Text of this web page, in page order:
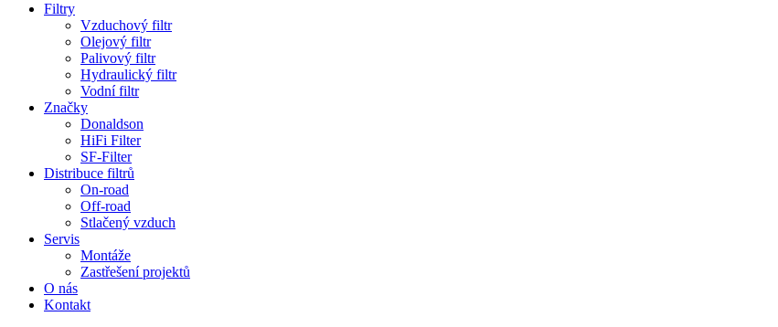
Filtry
Vzduchový filtr
Olejový filtr
Palivový filtr
Hydraulický filtr
Vodní filtr
Značky
Donaldson
HiFi Filter
SF-Filter
Distribuce filtrů
On-road
Off-road
Stlačený vzduch
Servis
Montáže
Zastřešení projektů
O nás
Kontakt